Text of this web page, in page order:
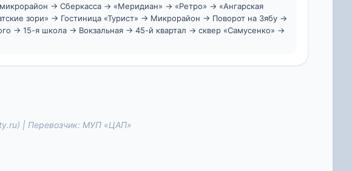
→ Сберкасса → «Меридиан» → «Ретро» → «Ангарская
зори» → Гостиница «Турист» → Микрорайон → Поворот на Зябу →
→ 15-я школа → Вокзальная → 45-й квартал → сквер «Самусенко» →
| Перевозчик: МУП «ЦАП»